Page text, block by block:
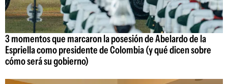
3 momentos que marcaron la posesión de Abelardo de la
Espriella como presidente de Colombia (y qué dicen sobre
cómo será su gobierno)